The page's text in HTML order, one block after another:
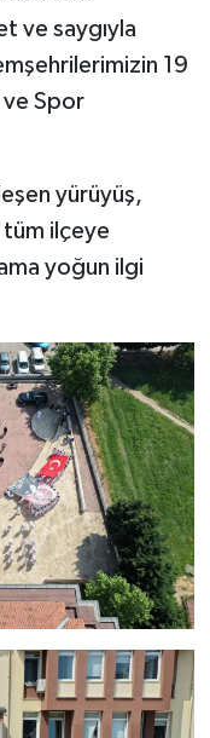
ve saygıyla
19
ve Spor
yürüyüş,
tüm ilçeye
yoğun ilgi